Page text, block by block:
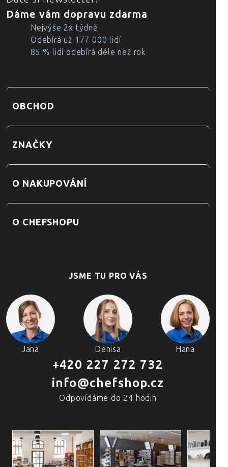
Dáme vám dopravu zdarma
Nejvýše 2x týdně
Odebírá už 177 000 lidí
85 % lidí odebírá déle než rok
OBCHOD
ZNAČKY
O NAKUPOVÁNÍ
O CHEFSHOPU
JSME TU PRO VÁS
Jana Denisa Hana
+420 227 272 732
info@chefshop.cz
Odpovídáme do 24 hodin